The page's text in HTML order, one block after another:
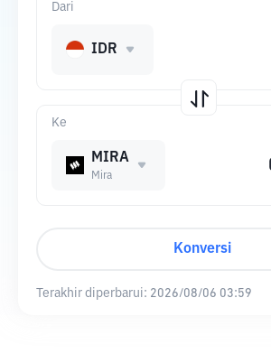
Ke
MIRA
Mira
Dari
IDR
Konversi
Terakhir diperbarui: 2026/08/06 03:59